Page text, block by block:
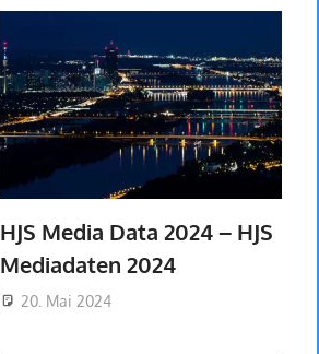
HJS Media Data 2024 – HJS
Mediadaten 2024
20. Mai 2024